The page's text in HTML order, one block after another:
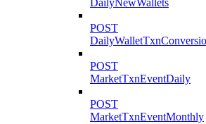
DailyNewWallets
POST
POST
MarketTxnEventDaily
POST
MarketTxnEventMonthly